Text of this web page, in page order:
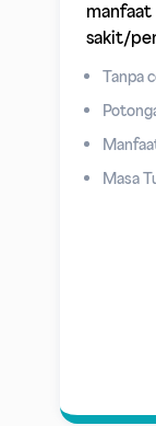
sakit/
Tanpa
Masa